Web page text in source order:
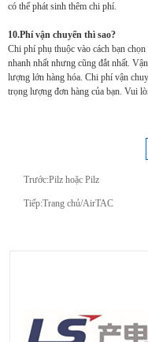
có thể phát sinh thêm chi phí.
10.Phí vận chuyển thì sao?
Chi phí phụ thuộc vào cách bạn
nhanh nhất nhưng cũng đắt nhất.
lượng lớn hàng hóa. Chi phí vận
trọng lượng đơn hàng của bạn. Vui
Trước:Pilz hoặc Pilz
Tiếp:Trang chủ/AirTAC